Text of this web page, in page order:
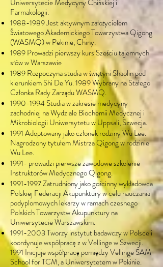
Uniwersytecie Medycyny Chińskiej i
Farmakologii.
1988-1989Jest aktywnym założycielem
Światowego Akademickiego Towarzystwa Qigong
(WASMQ) w Pekinie, Chiny.
1989 Prowadzi pierwszy kurs Sześciu tajemnych
słów w Warszawie
1989 Rozpoczyna studia w świątyni Shaolin pod
kierunkiem Shi De Yu. 1989 Wybrany na Stałego
Członka Rady Zarządu WASMQ.
1990-1994 Studia w zakresie medycyny
zachodniej na Wydziale Biochemii Medycznej i
Mikrobiologii Uniwersytetu w Uppsali, Szwecja.
1991 Adoptowany jako członek rodziny Wu Lee.
Nagrodzony tytułem Mistrza Qigong w rodzinie
Wu Lee.
1991- prowadzi pierwsze zawodowe szkolenie
Instruktorów Medycznego Qigong.
1991-1997Zatrudniony jako gościnny wykładowca
Polskiej Federacji Akupunktury w celu nauczania
podyplomowych lekarzy w ramach czesnego
Polskich Towarzystw Akupunktury na
Uniwersytecie Warszawskim.
1991-2003Tworzy instytut badawczy w Polsce i
koordynuje współpracę z w Vellinge w Szwecji.
1991 Inicjuje współpracę pomiędzy Vellinge SAM
School for TCM, a Uniwersytetem w Pekinie.